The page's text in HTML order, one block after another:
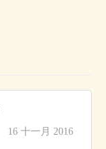
16 十一月 2016